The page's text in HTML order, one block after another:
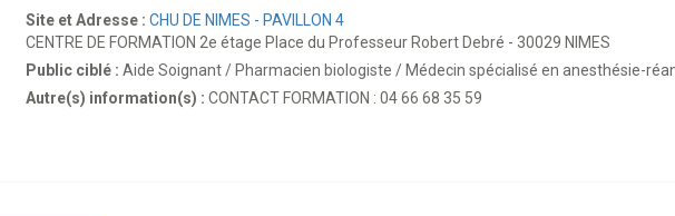
Site et Adresse : CHU DE NIMES - PAVILLON 4
CENTRE DE FORMATION 2e étage Place du Professeur Robert Debré - 30029 NIMES
Public ciblé : Aide Soignant / Pharmacien biologiste / Médecin spécialisé en anesthésie-
Autre(s) information(s) : CONTACT FORMATION : 04 66 68 35 59